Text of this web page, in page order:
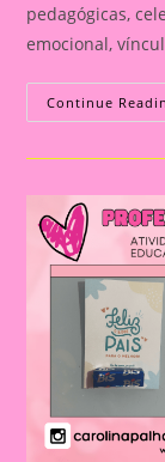
pedagógicas,
emocional,
Continue